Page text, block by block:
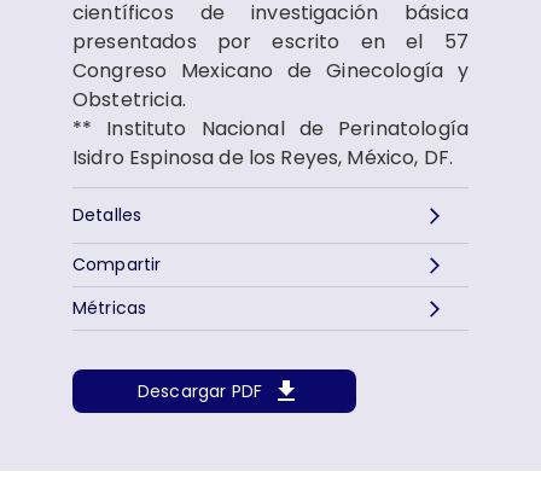
científicos de investigación básica
presentados por escrito en el 57
Congreso Mexicano de Ginecología y
Obstetricia.
** Instituto Nacional de Perinatología
Isidro Espinosa de los Reyes, México, DF.
Detalles
Descargar PDF
Métricas
Compartir